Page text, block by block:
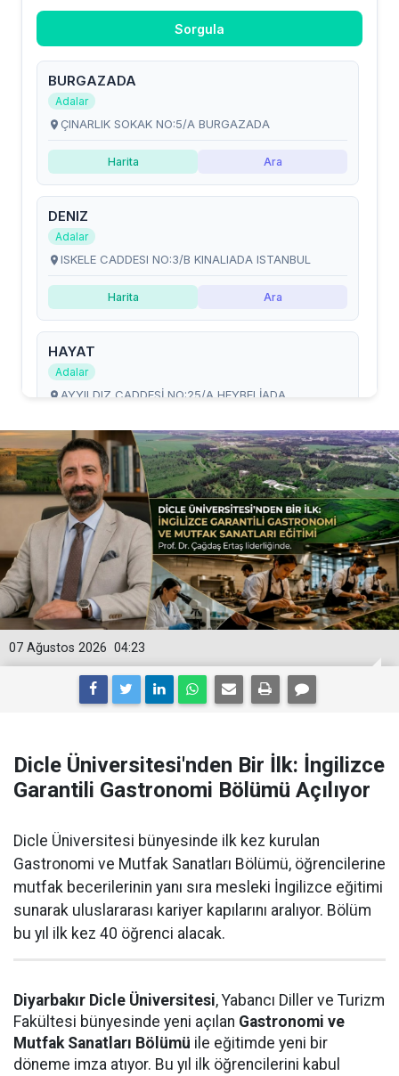
04:23
07 Ağustos 2026
Dicle Üniversitesi'nden Bir İlk: İngilizce
Garantili Gastronomi Bölümü Açılıyor
Dicle Üniversitesi bünyesinde ilk kez kurulan
Gastronomi ve Mutfak Sanatları Bölümü, öğrencilerine
mutfak becerilerinin yanı sıra mesleki İngilizce eğitimi
sunarak uluslararası kariyer kapılarını aralıyor. Bölüm
bu yıl ilk kez 40 öğrenci alacak.
Diyarbakır Dicle Üniversitesi, Yabancı Diller ve Turizm
Fakültesi bünyesinde yeni açılan Gastronomi ve
Mutfak Sanatları Bölümü ile eğitimde yeni bir
döneme imza atıyor. Bu yıl ilk öğrencilerini kabul